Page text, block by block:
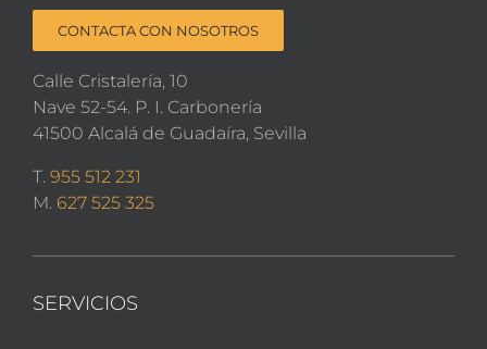
CONTACTA CON NOSOTROS
Calle Cristalería, 10
Nave 52-54. P. I. Carbonería
41500 Alcalá de Guadaíra, Sevilla
T. 955 512 231
M. 627 525 325
SERVICIOS